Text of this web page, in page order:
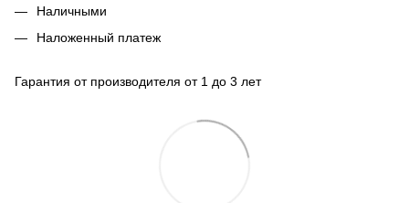
Наличными
Наложенный платеж
Гарантия от производителя от 1 до 3 лет